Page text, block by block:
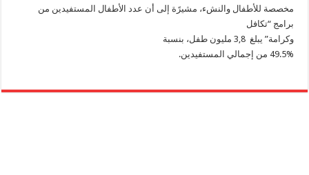
مخصصة للأطفال والنشء، مشيرًة إلى أن عدد الأطفال المستفيدين من
برامج “تكافل
وكرامة” يبلغ 3,8 مليون طفل، بنسبة
49.5% من إجمالي المستفيدين.